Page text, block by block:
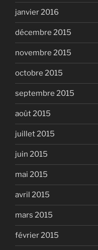
janvier 2016
décembre 2015
novembre 2015
octobre 2015
septembre 2015
août 2015
juillet 2015
juin 2015
mai 2015
avril 2015
mars 2015
février 2015